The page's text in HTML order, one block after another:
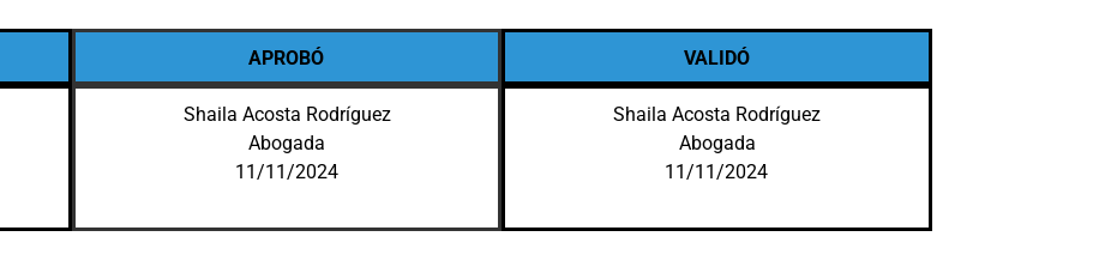
APROBÓ VALIDÓ
Shaila Acosta Rodríguez
Abogada
11/11/2024
Shaila Acosta Rodríguez
Abogada
11/11/2024